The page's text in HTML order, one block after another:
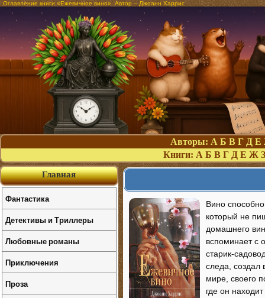
Оглавление книги «Ежевичное вино». Автор – Джоанн Харрис
Авторы: А Б В Г Д Е
Книги: А Б В Г Д Е Ж З
Вино
который не
домашнего
вспоминает с
старик-
следа, создал
мире, своего
где он
Главная
Фантастика
Детективы и Триллеры
Любовные романы
Приключения
Проза